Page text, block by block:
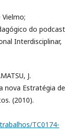
Vielmo;
do podcast
Interdisciplinar,
J.
nova Estratégia de
(2010).
TC0174-